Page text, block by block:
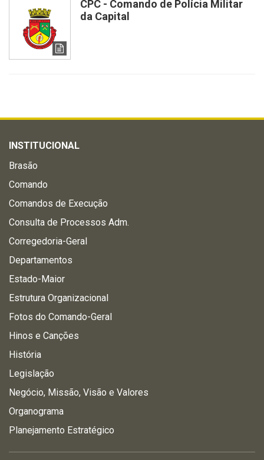
CPC - Comando de Polícia Militar
da Capital
INSTITUCIONAL
Brasão
Comando
Comandos de Execução
Consulta de Processos Adm.
Corregedoria-Geral
Departamentos
Estado-Maior
Estrutura Organizacional
Fotos do Comando-Geral
Hinos e Canções
História
Legislação
Negócio, Missão, Visão e Valores
Organograma
Planejamento Estratégico